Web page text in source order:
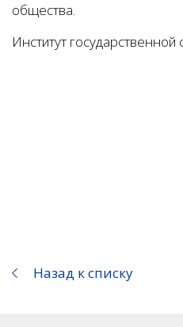
общества.
Институт государственной
Назад к списку